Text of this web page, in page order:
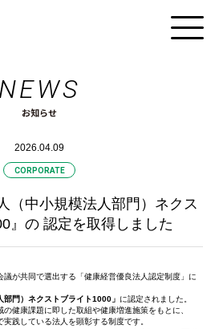
採用HOME
仕事と風景
紹介ツアー
採用FAQ
NEWS
お知らせ
2026.04.09
CORPORATE
（中小規模法人部門）ネクス
』の 認定を取得しました
が共同で選出する「健康経営優良法人認定制度」に
部門）ネクストブライト1000」 に認定されました。
健康課題に即した取組や健康増進施策をもとに、
践している法人を顕彰する制度です。